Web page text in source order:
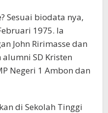
Sesuai biodata nya,
1975. Ia
John Ririmasse dan
SD Kristen
Negeri 1 Ambon dan
di Sekolah Tinggi